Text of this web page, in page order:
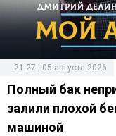
21:27 | 05 августа 2026
Полный бак
залили плохой
машиной